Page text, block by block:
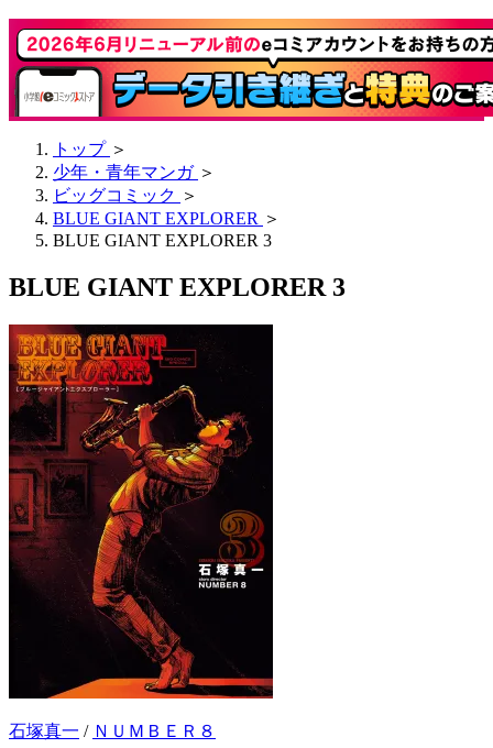
トップ ＞
少年・青年マンガ ＞
ビッグコミック ＞
BLUE GIANT EXPLORER ＞
BLUE GIANT EXPLORER 3
BLUE GIANT EXPLORER 3
石塚真一 / ＮＵＭＢＥＲ８